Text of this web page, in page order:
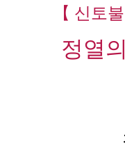
【 신토
정열